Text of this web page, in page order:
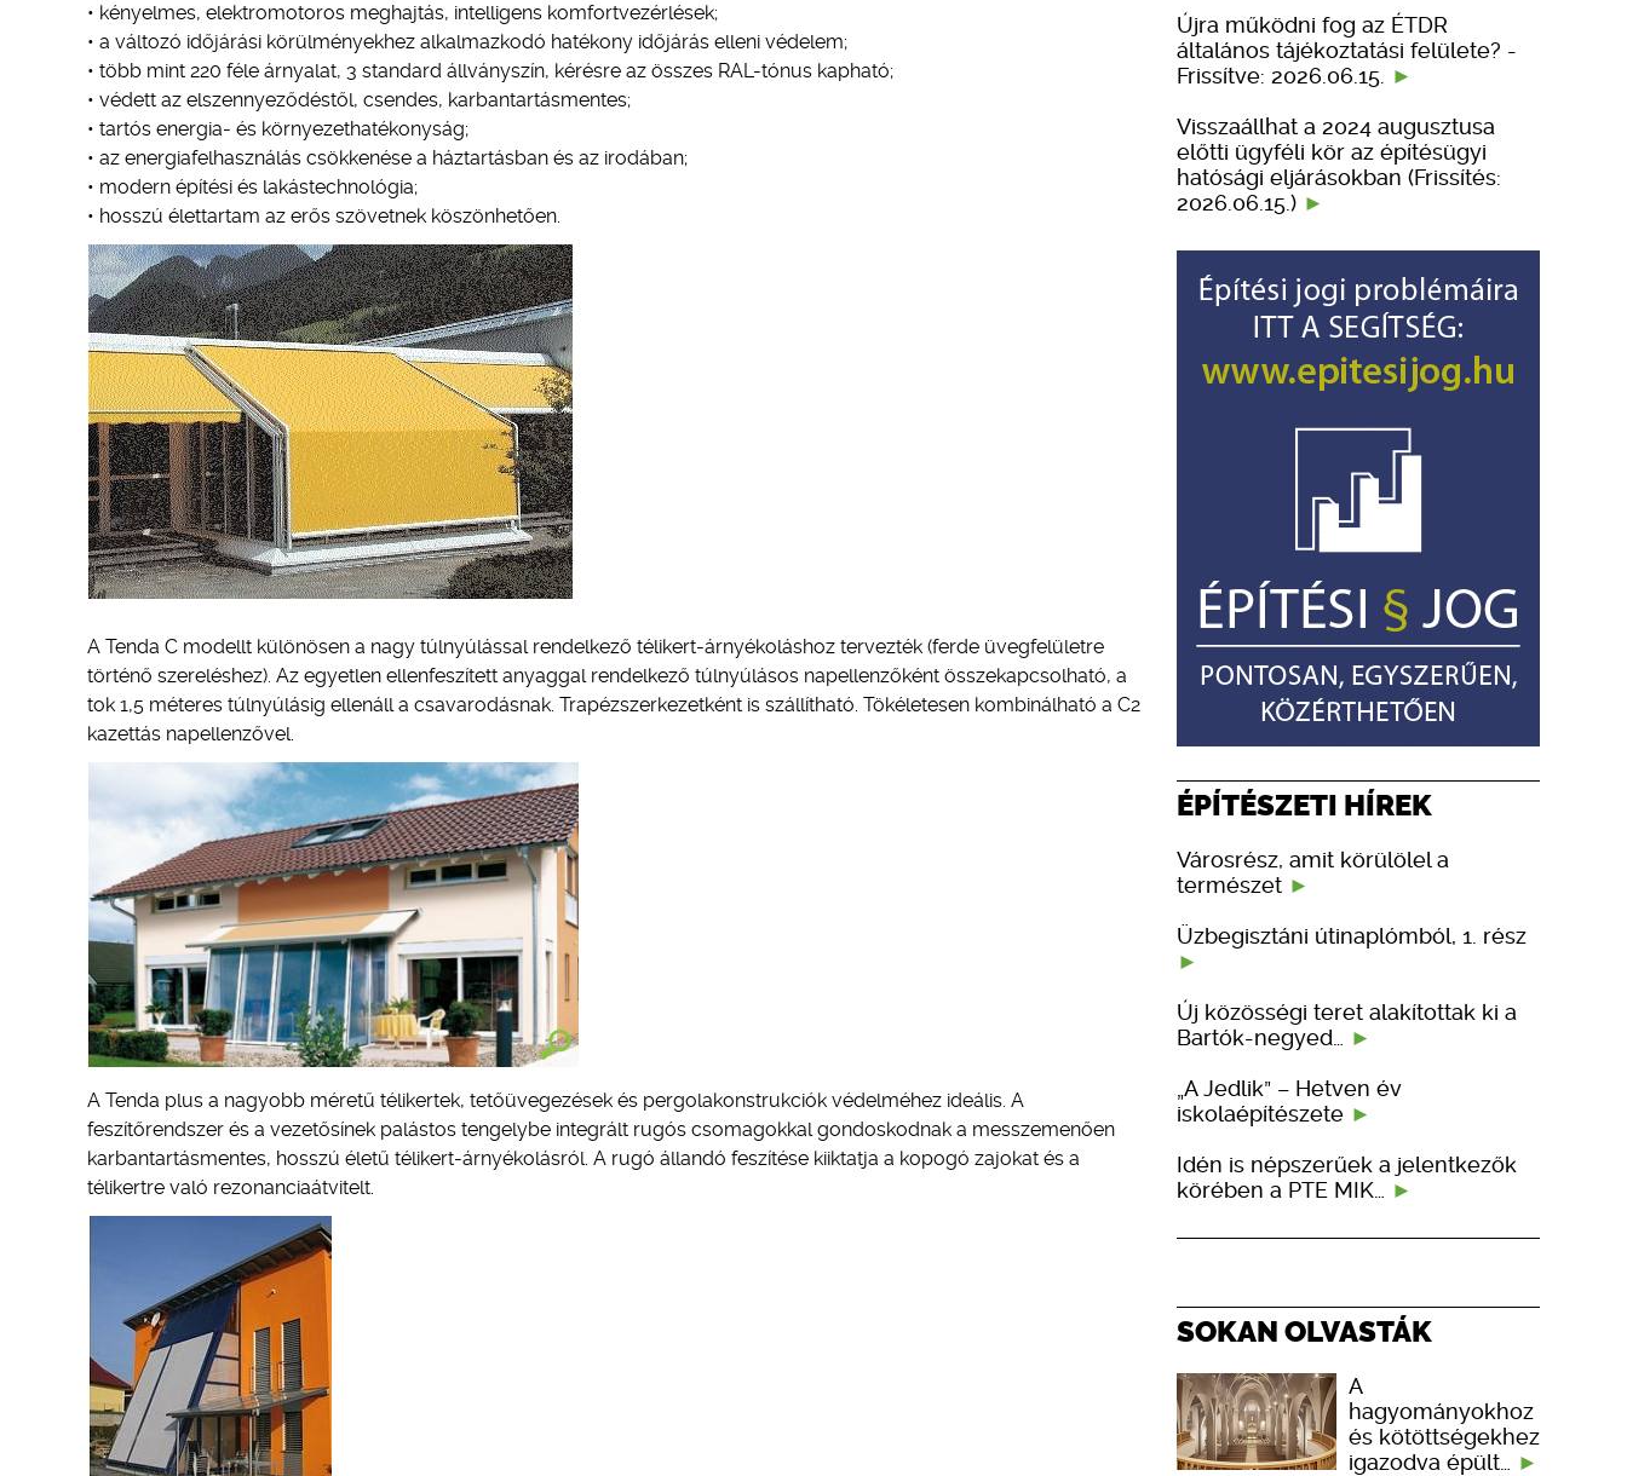
• kényelmes, elektromotoros meghajtás, intelligens komfortvezérlések;
• a változó időjárási körülményekhez alkalmazkodó hatékony időjárás elleni védelem;
• több mint 220 féle árnyalat, 3 standard állványszín, kérésre az összes RAL-tónus kapható;
• védett az elszennyeződéstől, csendes, karbantartásmentes;
• tartós energia- és környezethatékonyság;
• az energiafelhasználás csökkenése a háztartásban és az irodában;
• modern építési és lakástechnológia;
• hosszú élettartam az erős szövetnek köszönhetően.
A Tenda C modellt különösen a nagy túlnyúlással rendelkező télikert-árnyékoláshoz tervezték (ferde üvegfelületre
történő szereléshez). Az egyetlen ellenfeszített anyaggal rendelkező túlnyúlásos napellenzőként összekapcsolható, a
tok 1,5 méteres túlnyúlásig ellenáll a csavarodásnak. Trapézszerkezetként is szállítható. Tökéletesen kombinálható a C2
kazettás napellenzővel.
A Tenda plus a nagyobb méretű télikertek, tetőüvegezések és pergolakonstrukciók védelméhez ideális. A
feszítőrendszer és a vezetősínek palástos tengelybe integrált rugós csomagokkal gondoskodnak a messzemenően
karbantartásmentes, hosszú életű télikert-árnyékolásról. A rugó állandó feszítése kiiktatja a kopogó zajokat és a
télikertre való rezonanciaátvitelt.
Újra működni fog az ÉTDR
általános tájékoztatási felülete? -
Frissítve: 2026.06.15.
Visszaállhat a 2024 augusztusa
előtti ügyféli kör az építésügyi
hatósági eljárásokban (Frissítés:
2026.06.15.)
ÉPÍTÉSZETI HÍREK
Városrész, amit körülölel a
természet
Üzbegisztáni útinaplómból, 1. rész
Új közösségi teret alakítottak ki a
Bartók-negyed…
„A Jedlik” – Hetven év
iskolaépítészete
Idén is népszerűek a jelentkezők
körében a PTE MIK…
SOKAN OLVASTÁK
A
hagyományokhoz
és kötöttségekhez
igazodva épült…